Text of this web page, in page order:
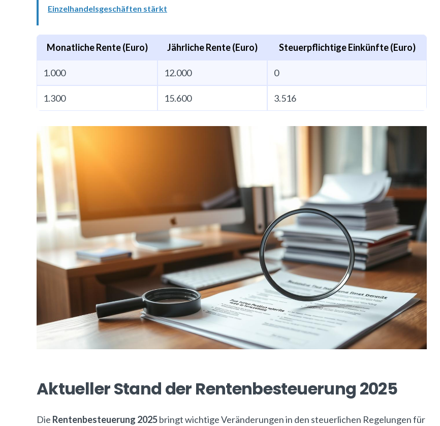
Einzelhandelsgeschäften stärkt
Monatliche Rente (Euro) Jährliche Rente (Euro) Steuerpflichtige Einkünfte (Euro)
1.000 12.000 0
1.300 15.600 3.516
Aktueller Stand der Rentenbesteuerung 2025
Die Rentenbesteuerung 2025bringt wichtige Veränderungen in den steuerlichen Regelungen für